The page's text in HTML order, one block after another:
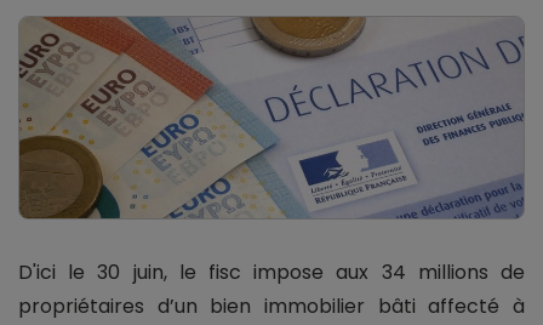
D'ici le 30 juin, le fisc impose aux 34 millions de
propriétaires d’un bien immobilier bâti affecté à